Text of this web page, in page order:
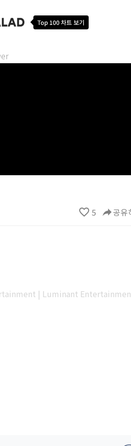
favorite_border 5 reply공유
| Luminant